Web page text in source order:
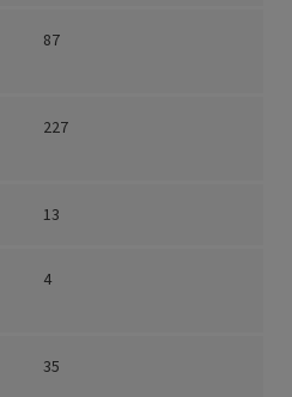
87
227
13
4
35